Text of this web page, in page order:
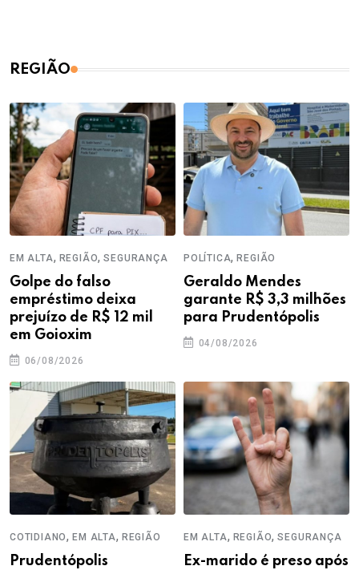
REGIÃO
EM ALTA, REGIÃO,SEGURANÇA
Golpe do falso
empréstimo deixa
prejuízo de R$ 12 mil
em Goioxim
06/08/2026
POLÍTICA,REGIÃO
Geraldo Mendes
garante R$ 3,3 milhões
para Prudentópolis
04/08/2026
COTIDIANO,EM ALTA, REGIÃO
Prudentópolis
EM ALTA, REGIÃO,SEGURANÇA
Ex-marido é preso após